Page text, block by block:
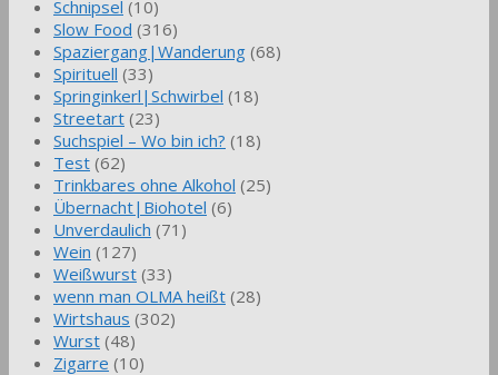
Schnipsel (10)
Slow Food (316)
Spaziergang|Wanderung (68)
Spirituell (33)
Springinkerl|Schwirbel (18)
Streetart (23)
Suchspiel – Wo bin ich? (18)
Test (62)
Trinkbares ohne Alkohol (25)
Übernacht|Biohotel (6)
Unverdaulich (71)
Wein (127)
Weißwurst (33)
wenn man OLMA heißt (28)
Wirtshaus (302)
Wurst (48)
Zigarre (10)